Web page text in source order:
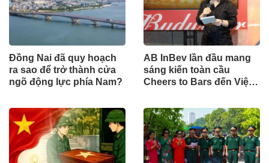
Đồng Nai đã quy hoạch
ra sao để trở thành cửa
ngõ động lực phía Nam?
AB InBev lần đầu mang
sáng kiến toàn cầu
Cheers to Bars đến Việt